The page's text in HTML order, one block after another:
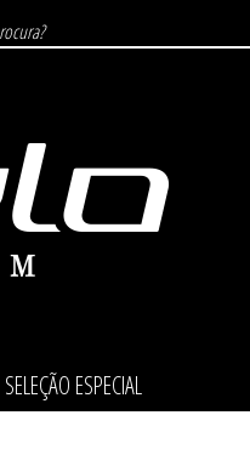
SELEÇÃO ESPECIAL